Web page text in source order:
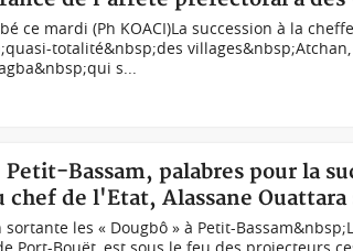
ce mardi (Ph KOACI)La succession à la
totalité&nbsp;des
s...
Bassam, palabres pour la
de l'Etat, Alassane Ouattara
sortante les « Dougbô » à Petit-